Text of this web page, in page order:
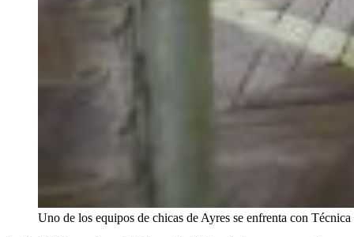
Uno de los equipos de chicas de Ayres se enfrenta con Técnica